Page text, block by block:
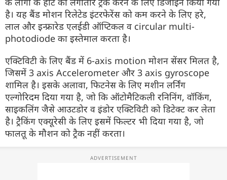
है। यह बैंड मोशन रिलेटेड इंटरफेरेंस को कम करने के लिए हरे,
लाल और इन्फ्रारेड एलईडी ऑप्टिकल व circular multi-
photodiode का इस्तेमाल करता है।
एक्टिविटी के लिए बैंड में 6-axis motion मोशन सेंसर मिलत है,
जिसमें 3 axis Accelerometer और 3 axis gyroscope
शामिल है। इसके अलावा, फिटनेस के लिए मशीन लर्निंग
एल्गोरिदम दिया गया है, जो कि ऑटोमैटिकली रनिनिंग, वॉकिंग,
साइकलिंग जैसे आउटडोर व इंडोर एक्टिविटी को डिटेक्ट कर लेता
है। ट्रैकिंग एक्यूरेसी के लिए इसमें फिल्टर भी दिया गया है, जो
फालतू के मौशन को ट्रैक नहीं करता।